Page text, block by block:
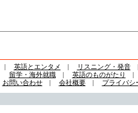
| 英語とエンタメ | リスニング・発音
留学・海外就職| 英語のものがたり
お問い合わせ| 会社概要| プライバシ